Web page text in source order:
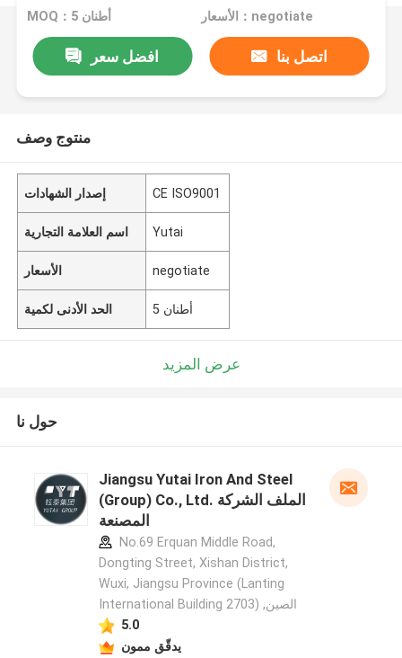
لفائف الفولاذ المقاوم للصدأ
MOQ：5 أطنان الأسعار：negotiate
افضل سعر اتصل بنا
منتوج وصف
إصدار الشهادات CE ISO9001
اسم العلامة التجارية Yutai
الأسعار negotiate
الحد الأدنى لكمية 5 أطنان
عرض المزيد
حول نا
Jiangsu Yutai Iron And Steel
(Group) Co., Ltd. الملف الشركة
المصنعة
No.69 Erquan Middle Road,
Dongting Street, Xishan District,
Wuxi, Jiangsu Province (Lanting
International Building 2703) ,الصين
5.0
يدقّق ممون